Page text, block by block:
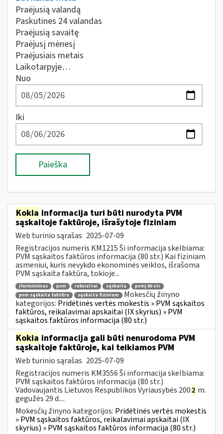
Praėjusią valandą
Paskutines 24 valandas
Praėjusią savaitę
Praėjusį mėnesį
Praėjusiais metais
Laikotarpyje…
Nuo
Iki
Paieška
Kokia informacija turi būti nurodyta PVM
sąskaitoje faktūroje, išrašytoje fiziniam
Web turinio sąrašas 2025-07-09
Registracijos numeris KM1215 Ši informacija skelbiama:
PVM sąskaitos faktūros informacija (80 str.) Kai fiziniam
asmeniui, kuris nevykdo ekonominės veiklos, išrašoma
PVM sąskaita faktūra, tokioje...
įforminimas pvm rekvizitai sąskaita
pvmį 80 str
pvm sąskaita faktūra
sąskaita fiziniam
Mokesčių žinyno
kategorijos: Pridėtinės vertės mokestis » PVM sąskaitos
faktūros, reikalavimai apskaitai (IX skyrius) » PVM
sąskaitos faktūros informacija (80 str.)
Kokia informacija gali būti nenurodoma PVM
sąskaitoje faktūroje, kai teikiamos PVM
Web turinio sąrašas 2025-07-09
Registracijos numeris KM3556 Ši informacija skelbiama:
PVM sąskaitos faktūros informacija (80 str.)
Vadovaujantis Lietuvos Respublikos Vyriausybės 2002 m.
gegužės 29 d....
Mokesčių žinyno kategorijos: Pridėtinės vertės mokestis
» PVM sąskaitos faktūros, reikalavimai apskaitai (IX
skyrius) » PVM sąskaitos faktūros informacija (80 str.)